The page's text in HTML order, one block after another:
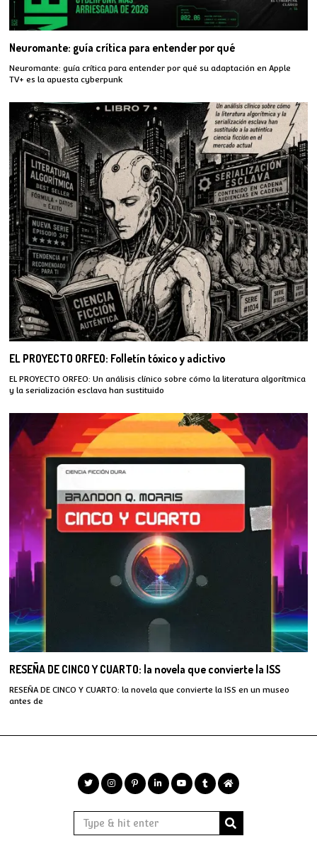
Neuromante: guía crítica para entender por qué
Neuromante: guía crítica para entender por qué su adaptación en Apple
TV+ es la apuesta cyberpunk
EL PROYECTO ORFEO: Folletín tóxico y adictivo
EL PROYECTO ORFEO: Un análisis clínico sobre cómo la literatura algorítmica
y la serialización esclava han sustituido
RESEÑA DE CINCO Y CUARTO: la novela que convierte la ISS
RESEÑA DE CINCO Y CUARTO: la novela que convierte la ISS en un museo
antes de